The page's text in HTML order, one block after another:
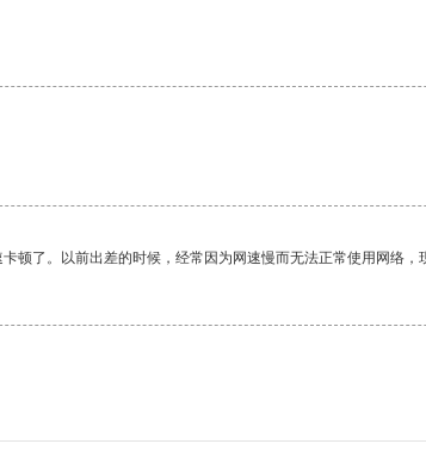
了。以前出差的时候，经常因为网速慢而无法正常使用网络，